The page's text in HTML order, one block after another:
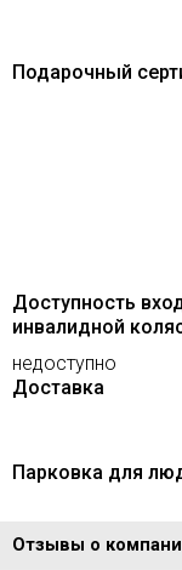
Подарочный
Доступность
инвалидной
недоступно
Доставка
Парковка для
Отзывы о